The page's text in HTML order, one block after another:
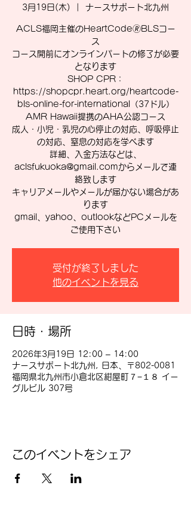
3月19日(木) ナースサポート北九州
ACLS福岡主催のHeartCode🄬BLSコー
ス
コース開前にオンラインパートの修了が必要
となります
SHOP CPR：
https://shopcpr.heart.org/heartcode-
bls-online-for-international（37ドル）
AMR Hawaii提携のAHA公認コース
成人・小児・乳児の心停止の対応、呼吸停止
の対応、窒息の対応を学べます
詳細、入金方法などは、
aclsfukuoka@gmail.comからメールで連
絡致します
キャリアメールやメールが届かない場合があ
ります
gmail、yahoo、outlookなどPCメールを
ご使用下さい
受付が終了しました
他のイベントを見る
日時・場所
2026年3月19日 12:00 – 14:00
ナースサポート北九州, 日本、〒802-0081
福岡県北九州市小倉北区紺屋町７−１８ イー
グルビル 307号
このイベントをシェア